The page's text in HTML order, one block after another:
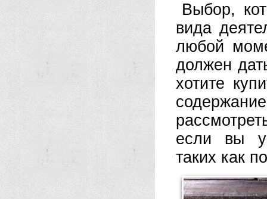
Выбор,
вида
любой
должен
хотите
если вы
таких как